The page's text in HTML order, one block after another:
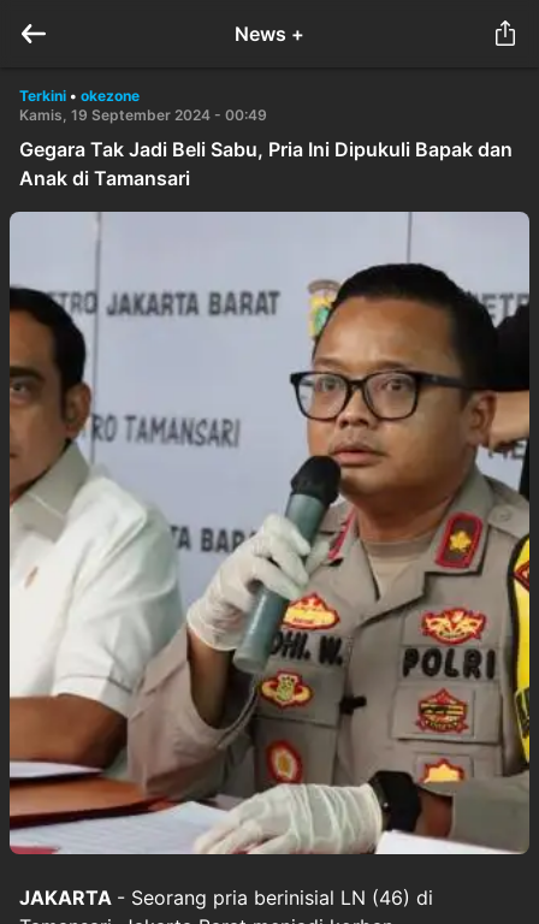
News +
Terkini • okezone
Kamis, 19 September 2024 - 00:49
Gegara Tak Jadi Beli Sabu, Pria Ini Dipukuli Bapak dan
Anak di Tamansari
JAKARTA - Seorang pria berinisial LN (46) di